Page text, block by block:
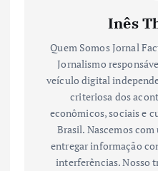
Inês
Quem Somos Jornal
Jornalismo
veículo digital
criteriosa dos
econômicos, sociais e
Brasil. Nascemos
entregar informação
interferências. Nosso